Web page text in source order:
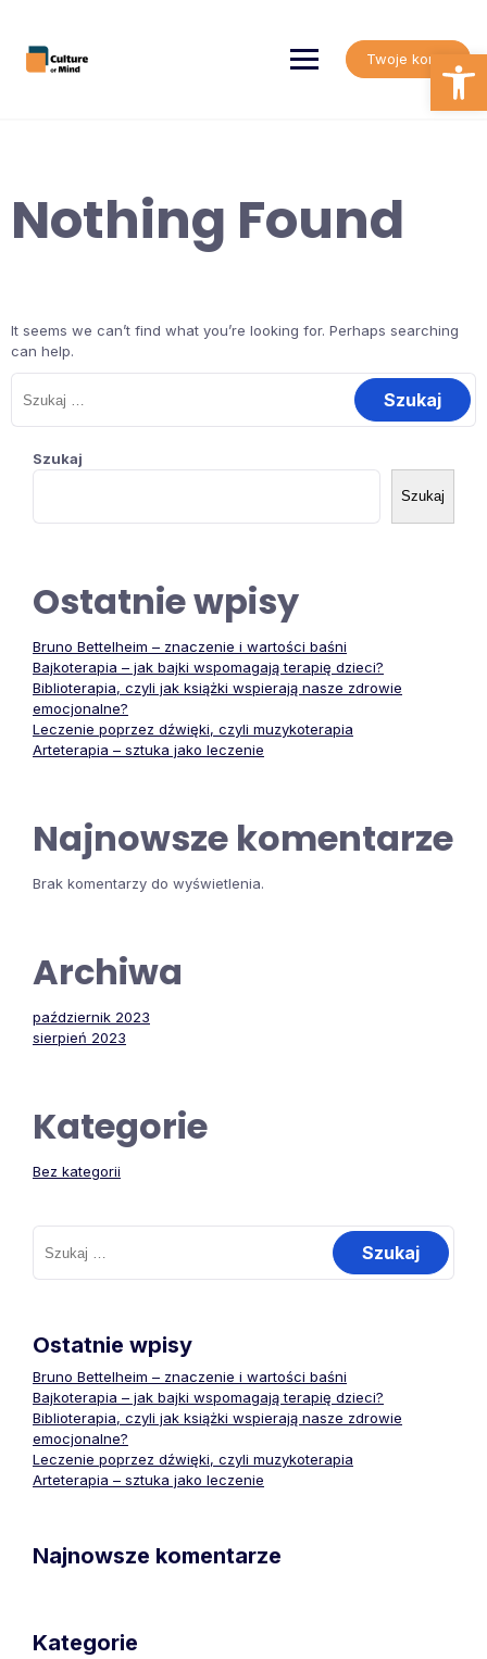
content
Twoje konto
Nothing Found
It seems we can’t find what you’re looking for. Perhaps searching
can help.
Szukaj:
Szukaj
Szukaj
Ostatnie wpisy
Bruno Bettelheim – znaczenie i wartości baśni
Bajkoterapia – jak bajki wspomagają terapię dzieci?
Biblioterapia, czyli jak książki wspierają nasze zdrowie
emocjonalne?
Leczenie poprzez dźwięki, czyli muzykoterapia
Arteterapia – sztuka jako leczenie
Najnowsze komentarze
Brak komentarzy do wyświetlenia.
Archiwa
październik 2023
sierpień 2023
Kategorie
Bez kategorii
Szukaj:
Ostatnie wpisy
Bruno Bettelheim – znaczenie i wartości baśni
Bajkoterapia – jak bajki wspomagają terapię dzieci?
Biblioterapia, czyli jak książki wspierają nasze zdrowie
emocjonalne?
Leczenie poprzez dźwięki, czyli muzykoterapia
Arteterapia – sztuka jako leczenie
Najnowsze komentarze
Kategorie